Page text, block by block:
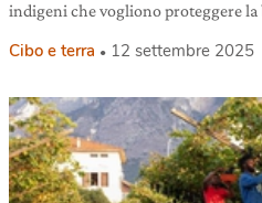
indigeni che vogliono proteggere la
Cibo e terra 12 settembre 2025